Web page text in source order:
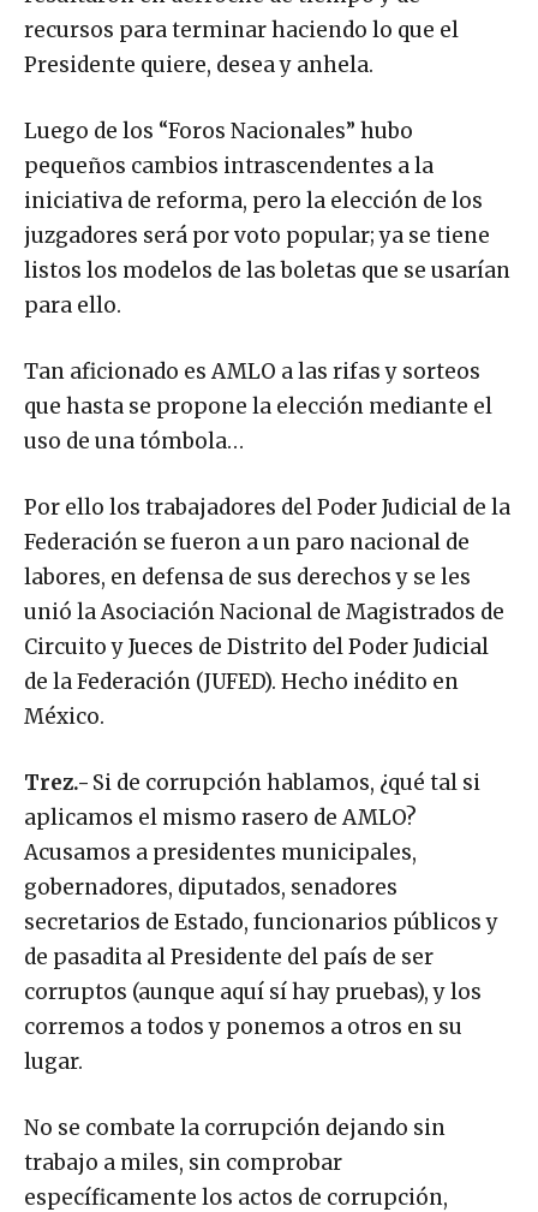
recursos para terminar haciendo lo que el
Presidente quiere, desea y anhela.
Luego de los “Foros Nacionales” hubo
pequeños cambios intrascendentes a la
iniciativa de reforma, pero la elección de los
juzgadores será por voto popular; ya se tiene
listos los modelos de las boletas que se usarían
para ello.
Tan aficionado es AMLO a las rifas y sorteos
que hasta se propone la elección mediante el
uso de una tómbola…
Por ello los trabajadores del Poder Judicial de la
Federación se fueron a un paro nacional de
labores, en defensa de sus derechos y se les
unió la Asociación Nacional de Magistrados de
Circuito y Jueces de Distrito del Poder Judicial
de la Federación (JUFED). Hecho inédito en
México.
Trez.- Si de corrupción hablamos, ¿qué tal si
aplicamos el mismo rasero de AMLO?
Acusamos a presidentes municipales,
gobernadores, diputados, senadores
secretarios de Estado, funcionarios públicos y
de pasadita al Presidente del país de ser
corruptos (aunque aquí sí hay pruebas), y los
corremos a todos y ponemos a otros en su
lugar.
No se combate la corrupción dejando sin
trabajo a miles, sin comprobar
específicamente los actos de corrupción,